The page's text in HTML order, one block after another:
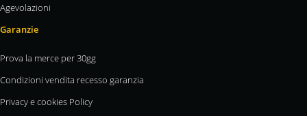
Agevolazioni
Garanzie
Prova la merce per 30gg
Condizioni vendita recesso garanzia
Privacy e cookies Policy